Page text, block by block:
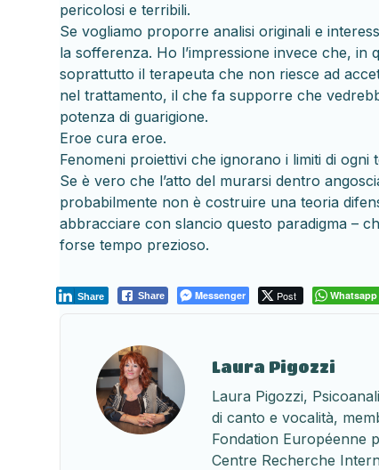
pericolosi e terribili.
Se vogliamo proporre analisi originali e
la sofferenza. Ho l’impressione invece che,
soprattutto il terapeuta che non riesce ad
nel trattamento, il che fa supporre che
potenza di guarigione.
Eroe cura eroe.
Fenomeni proiettivi che ignorano i limiti di ogni
Se è vero che l’atto del murarsi dentro
probabilmente non è costruire una teoria
abbracciare con slancio questo paradigma –
forse tempo prezioso.
Share Messenger Post Whatsapp
Share
Laura Pigozzi
Laura Pigozzi,
di canto e vocalità,
Fondation Européenne
Centre Recherche